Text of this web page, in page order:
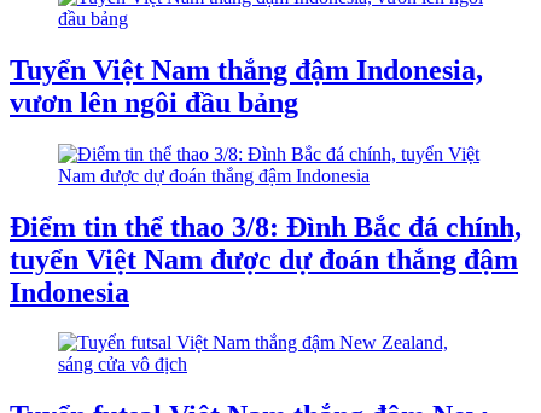
Tuyển Việt Nam thắng đậm Indonesia,
vươn lên ngôi đầu bảng
Điểm tin thể thao 3/8: Đình Bắc đá chính,
tuyển Việt Nam được dự đoán thắng đậm
Indonesia